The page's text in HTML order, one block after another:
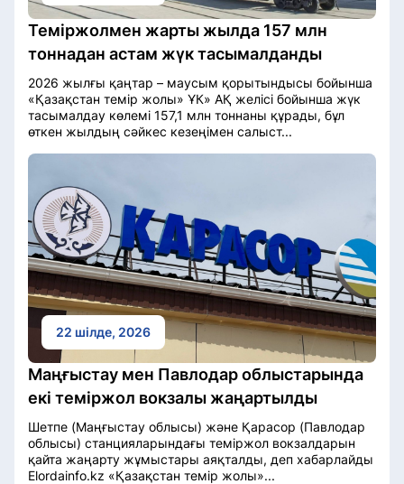
Теміржолмен жарты жылда 157 млн
тоннадан астам жүк тасымалданды
2026 жылғы қаңтар – маусым қорытындысы бойынша
«Қазақстан темір жолы» ҰК» АҚ желісі бойынша жүк
тасымалдау көлемі 157,1 млн тоннаны құрады, бұл
өткен жылдың сәйкес кезеңімен салыст...
22 шілде, 2026
Маңғыстау мен Павлодар облыстарында
екі теміржол вокзалы жаңартылды
Шетпе (Маңғыстау облысы) және Қарасор (Павлодар
облысы) станцияларындағы теміржол вокзалдарын
қайта жаңарту жұмыстары аяқталды, деп хабарлайды
Elordainfo.kz «Қазақстан темір жолы»...